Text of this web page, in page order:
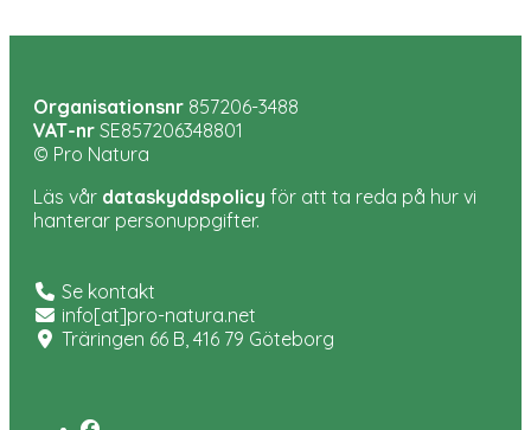
Organisationsnr 857206-3488
VAT-nr SE857206348801
© Pro Natura
Läs vår dataskyddspolicy för att ta reda på hur vi
hanterar personuppgifter.
Se kontakt
info[at]pro-natura.net
Träringen 66 B, 416 79 Göteborg